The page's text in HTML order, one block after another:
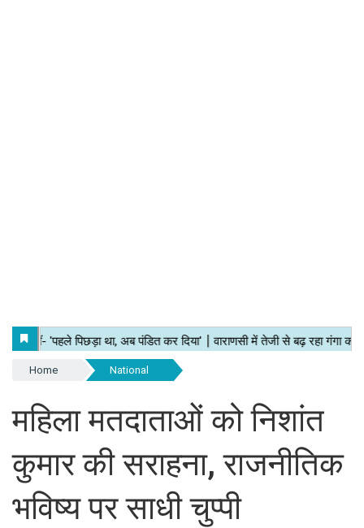
Home National
महिला मतदाताओं को निशांत
कुमार की सराहना, राजनीतिक
भविष्य पर साधी चुप्पी